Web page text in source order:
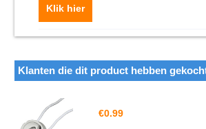
Klik hier
Klanten die dit product hebben
€0.99